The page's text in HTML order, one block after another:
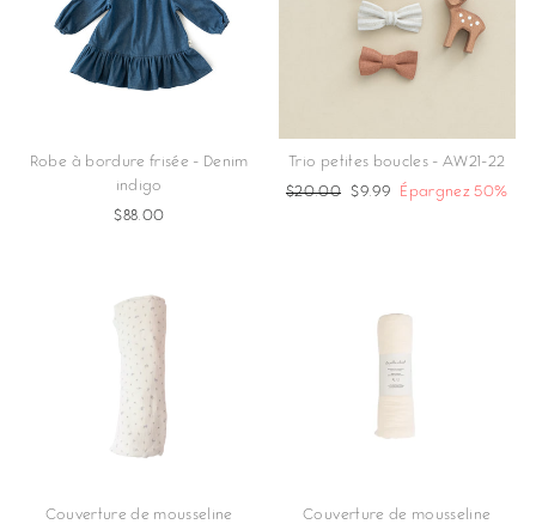
Robe à bordure frisée - Denim
indigo
$88.00
Trio petites boucles - AW21-22
Prix
$20.00
Prix
$9.99 Épargnez 50%
Couverture de mousseline
Couverture de mousseline